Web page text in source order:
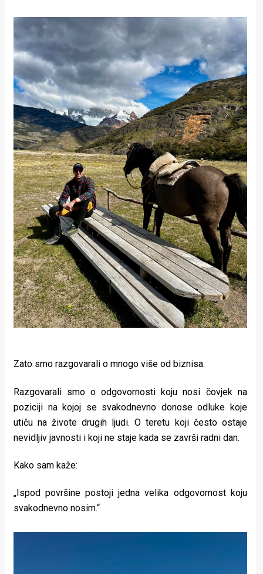
Zato smo razgovarali o mnogo više od biznisa.
Razgovarali smo o odgovornosti koju nosi čovjek na
poziciji na kojoj se svakodnevno donose odluke koje
utiču na živote drugih ljudi. O teretu koji često ostaje
nevidljiv javnosti i koji ne staje kada se završi radni dan.
Kako sam kaže:
„Ispod površine postoji jedna velika odgovornost koju
svakodnevno nosim.“